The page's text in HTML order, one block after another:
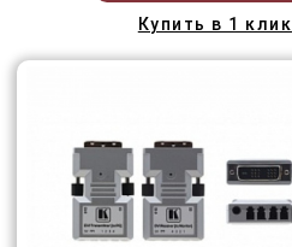
Купить в 1 клик